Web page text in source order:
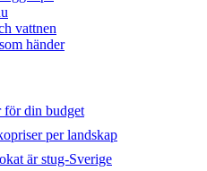
vattnen
händer
för din budget
per landskap
är stug-Sverige